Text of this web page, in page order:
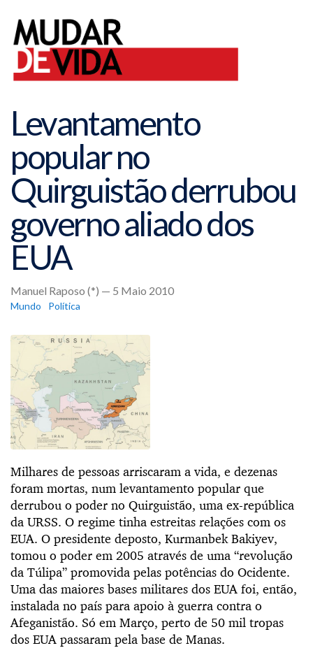
Levantamento
popular no
Quirguistão derrubou
governo aliado dos
EUA
Manuel Raposo (*) — 5 Maio 2010
Mundo Política
Milhares de pessoas arriscaram a vida, e dezenas
foram mortas, num levantamento popular que
derrubou o poder no Quirguistão, uma ex-república
da URSS. O regime tinha estreitas relações com os
EUA. O presidente deposto, Kurmanbek Bakiyev,
tomou o poder em 2005 através de uma “revolução
da Túlipa” promovida pelas potências do Ocidente.
Uma das maiores bases militares dos EUA foi, então,
instalada no país para apoio à guerra contra o
Afeganistão. Só em Março, perto de 50 mil tropas
dos EUA passaram pela base de Manas.